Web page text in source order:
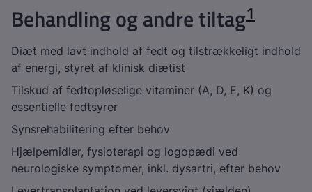
Behandling og andre tiltag1
Diæt med lavt indhold af fedt og tilstrækkeligt indhold
af energi, styret af klinisk diætist
Tilskud af fedtopløselige vitaminer (A, D, E, K) og
essentielle fedtsyrer
Synsrehabilitering efter behov
Hjælpemidler, fysioterapi og logopædi ved
neurologiske symptomer, inkl. dysartri, efter behov